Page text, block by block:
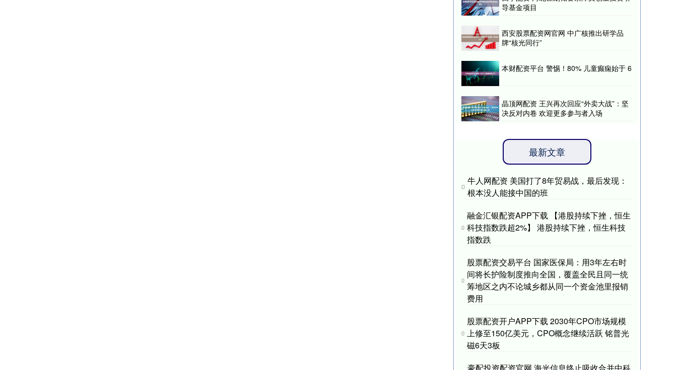
导基金项目
西安股票配资网官网 中广核推出研学品
牌“核光同行”
本财配资平台 警惕！80% 儿童癫痫始于 6
晶顶网配资 王兴再次回应“外卖大战”：坚
决反对内卷 欢迎更多参与者入场
最新文章
牛人网配资 美国打了8年贸易战，最后发现：
根本没人能接中国的班
融金汇银配资APP下载 【港股持续下挫，恒生
科技指数跌超2%】 港股持续下挫，恒生科技
指数跌
股票配资交易平台 国家医保局：用3年左右时
间将长护险制度推向全国，覆盖全民且同一统
筹地区之内不论城乡都从同一个资金池里报销
费用
股票配资开户APP下载 2030年CPO市场规模
上修至150亿美元，CPO概念继续活跃 铭普光
磁6天3板